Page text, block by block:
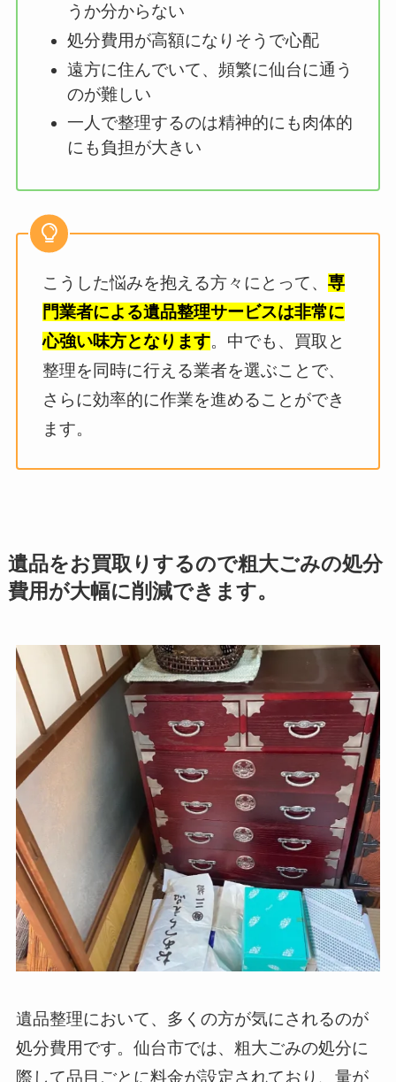
うか分からない
処分費用が高額になりそうで心配
遠方に住んでいて、頻繁に仙台に通う
のが難しい
一人で整理するのは精神的にも肉体的
にも負担が大きい
こうした悩みを抱える方々にとって、専
門業者による遺品整理サービスは非常に
心強い味方となります。中でも、買取と
整理を同時に行える業者を選ぶことで、
さらに効率的に作業を進めることができ
ます。
遺品をお買取りするので粗大ごみの処分
費用が大幅に削減できます。
遺品整理において、多くの方が気にされるのが
処分費用です。仙台市では、粗大ごみの処分に
際して品目ごとに料金が設定されており、量が